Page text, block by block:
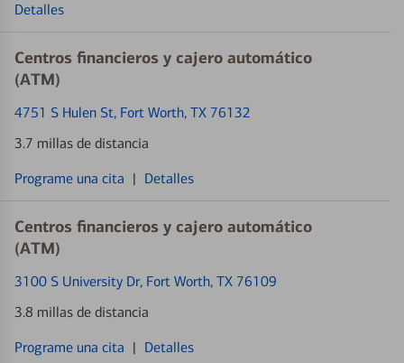
Detalles
Centros financieros y cajero automático
(ATM)
4751 S Hulen St, Fort Worth, TX 76132
3.7 millas de distancia
Programe una cita | Detalles
Centros financieros y cajero automático
(ATM)
3100 S University Dr, Fort Worth, TX 76109
3.8 millas de distancia
Programe una cita | Detalles